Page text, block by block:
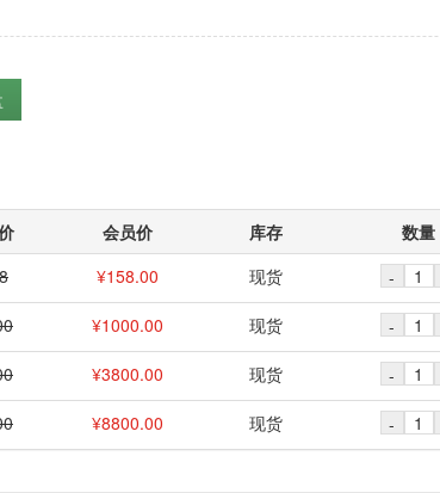
会员价 库存 数量
¥158.00 现货 -
¥1000.00 现货 -
¥3800.00 现货 -
¥8800.00 现货 -